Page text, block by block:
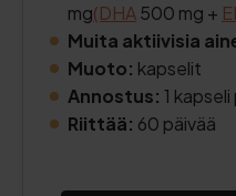
mg(DHA500 mg +
Muita aktiivisia
Muoto: kapselit
Annostus: 1
Riittää: 60 päivää